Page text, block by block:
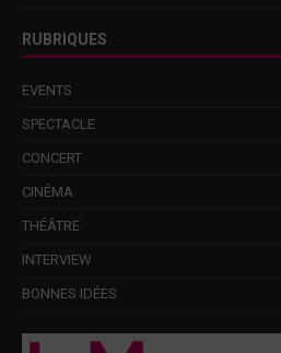
RUBRIQUES
EVENTS
SPECTACLE
CONCERT
CINÉMA
THÉÂTRE
INTERVIEW
BONNES IDÉES